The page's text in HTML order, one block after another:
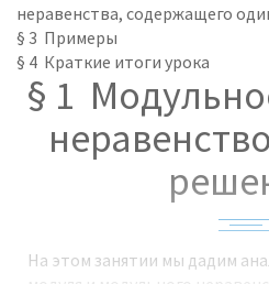
неравенства, содержащего
§ 3 Примеры
§ 4 Краткие итоги урока
§ 1
На этом занятии мы дадим